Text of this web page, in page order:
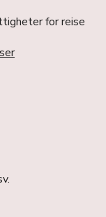
for reise